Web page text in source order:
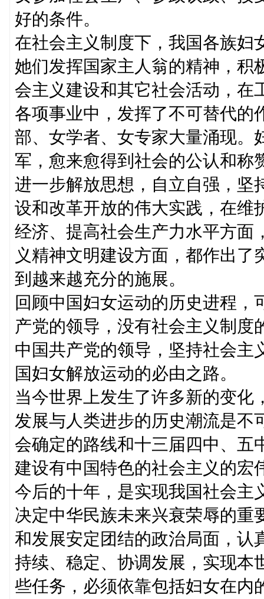
好的条件。
在社会主义制度下，我国各族妇
她们发挥国家主人翁的精神，积
会主义建设和其它社会活动，在
各项事业中，发挥了不可替代的
部、女学者、女专家大量涌现。
军，愈来愈得到社会的公认和称
进一步解放思想，自立自强，坚
设和改革开放的伟大实践，在维
经济、提高社会生产力水平方面
义精神文明建设方面，都作出
到越来越充分的施展。
回顾中国妇女运动的历史进程
产党的领导，没有社会主义制度
中国共产党的领导，坚持社会主
国妇女解放运动的必由之路。
当今世界上发生了许多新的变化
发展与人类进步的历史潮流是不
会确定的路线和十三届四中、五
建设有中国特色的社会主义的宏
今后的十年，是实现我国社会主
决定中华民族未来兴衰荣辱的重
和发展安定团结的政治局面，认
持续、稳定、协调发展，实现本
些任务，必须依靠包括妇女在内